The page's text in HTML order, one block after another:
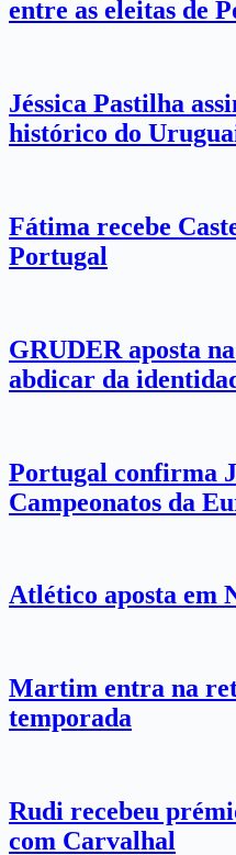
entre as eleitas de
Jéssica Pastilha
histórico do
Fátima recebe
Portugal
GRUDER aposta
abdicar da
Portugal confirma
Campeonatos da
Atlético aposta em
Martim entra na
temporada
Rudi recebeu
com Carvalhal